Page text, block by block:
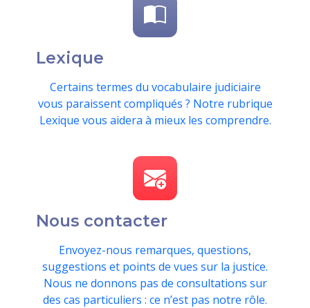
Lexique
Certains termes du vocabulaire judiciaire
vous paraissent compliqués ? Notre rubrique
Lexique vous aidera à mieux les comprendre.
Nous contacter
Envoyez-nous remarques, questions,
suggestions et points de vues sur la justice.
Nous ne donnons pas de consultations sur
des cas particuliers : ce n’est pas notre rôle.